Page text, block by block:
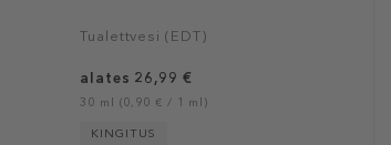
Tualettvesi (EDT)
alates 26,99 €
30 ml (0,90 € / 1 ml)
KINGITUS